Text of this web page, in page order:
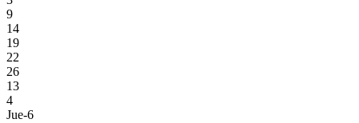
9
14
19
22
26
13
4
Jue-6